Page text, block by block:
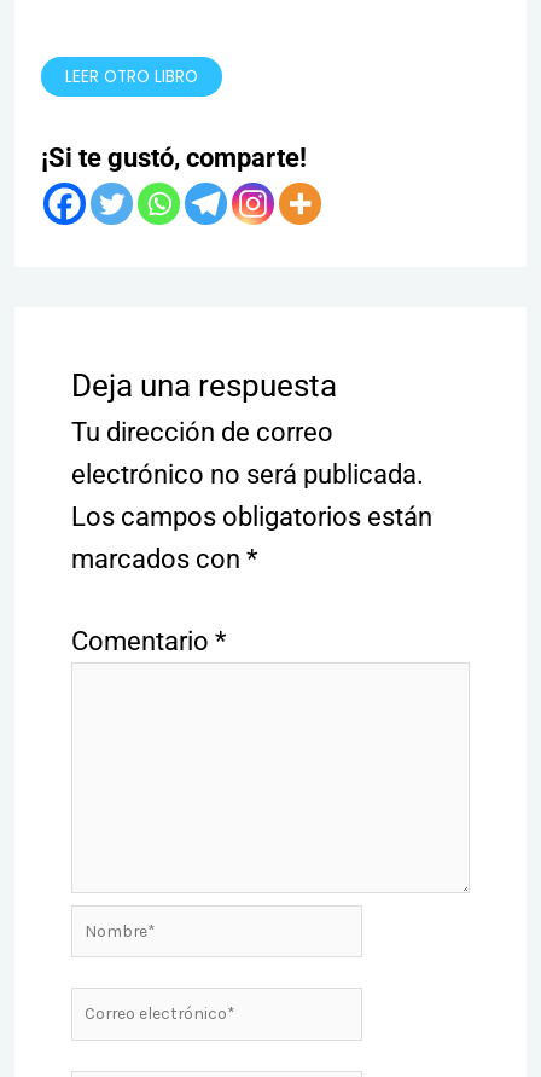
LEER OTRO LIBRO
¡Si te gustó, comparte!
Deja una respuesta
Tu dirección de correo
electrónico no será publicada.
Los campos obligatorios están
marcados con *
Comentario *
Nombre*
Correo
electrónico*